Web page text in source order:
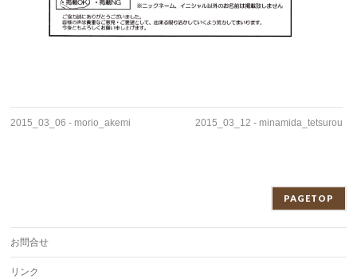
2015_03_06 - morio_akemi 2015_03_12 - minamida_tetsurou
PAGETOP
お問合せ
リンク